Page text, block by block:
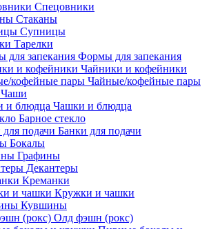
Спецовники
Стаканы
Супницы
Тарелки
Формы для запекания
Чайники и кофейники
Чайные/кофейные пары
Чаши
Чашки и блюдца
Барное стекло
Банки для подачи
Бокалы
Графины
Декантеры
Креманки
Кружки и чашки
Кувшины
Олд фэшн (рокс)